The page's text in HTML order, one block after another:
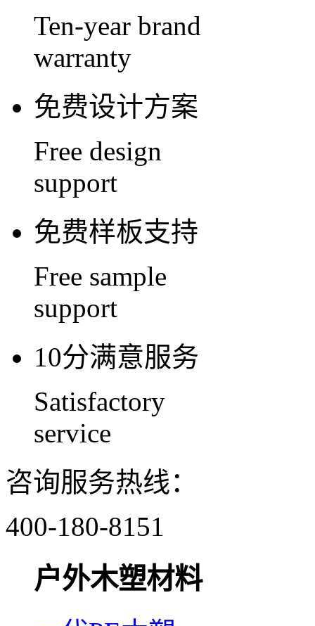
Ten-year brand
warranty
免费设计方案
Free design
support
免费样板支持
Free sample
support
10分满意服务
Satisfactory
service
咨询服务热线：
400-180-8151
户外木塑材料